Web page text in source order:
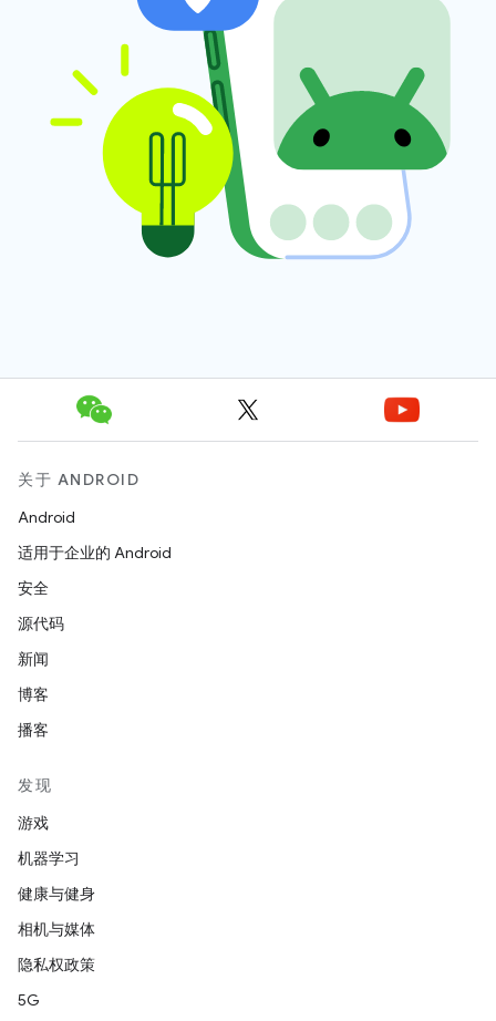
关于 ANDROID
Android
适用于企业的 Android
安全
源代码
新闻
博客
播客
发现
游戏
机器学习
健康与健身
相机与媒体
隐私权政策
5G